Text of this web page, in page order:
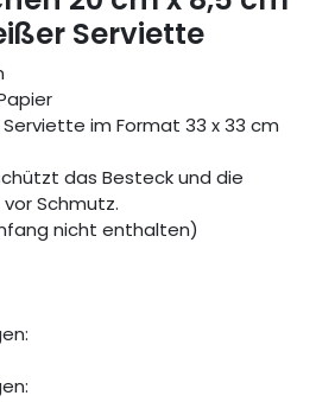
Serviette
im Format 33 x 33 cm
das Besteck und die
Schmutz.
nicht enthalten)